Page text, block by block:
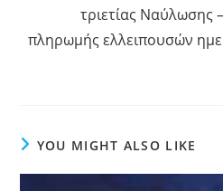
τριετίας Ναύλωσης
πληρωμής ελλειπουσών
YOU MIGHT ALSO LIKE